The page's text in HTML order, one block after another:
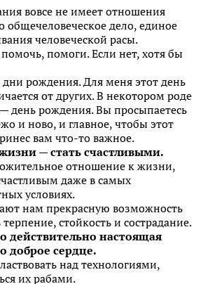
вовсе не имеет отношения
общечеловеческое дело, единое
человеческой расы.
помоги. Если нет, хотя бы
рождения. Для меня этот день
от других. В некотором роде
день рождения. Вы просыпаетесь
и ново, и главное, чтобы этот
вам что-то важное.
— стать счастливыми.
отношение к жизни,
даже в самых
условиях.
нам прекрасную возможность
стойкость и сострадание.
действительно настоящая
доброе сердце.
над технологиями,
их рабами.